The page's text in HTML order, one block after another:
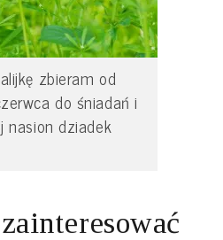
zbieram od
do śniadań i
nasion dziadek